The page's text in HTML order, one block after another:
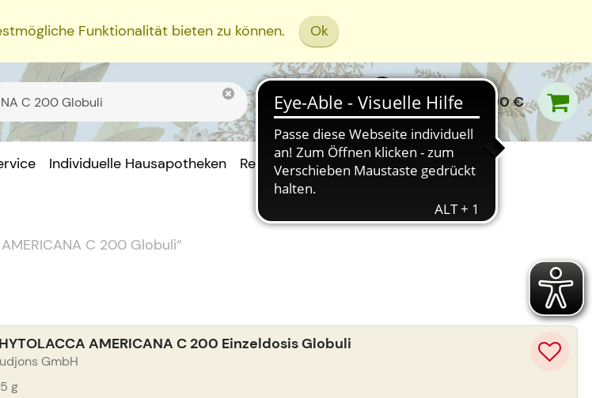
Funktionalität bieten zu können. Ok
0,00 €
Individuelle Hausapotheken Rezept Einreichen
AMERICANA C 200 Globuli“
AMERICANA C 200 Einzeldosis Globuli
GmbH
g